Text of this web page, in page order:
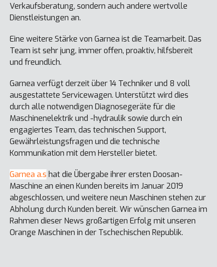
Verkaufsberatung, sondern auch andere wertvolle
Dienstleistungen an.
Eine weitere Stärke von Garnea ist die Teamarbeit. Das
Team ist sehr jung, immer offen, proaktiv, hilfsbereit
und freundlich.
Garnea verfügt derzeit über 14 Techniker und 8 voll
ausgestattete Servicewagen. Unterstützt wird dies
durch alle notwendigen Diagnosegeräte für die
Maschinenelektrik und -hydraulik sowie durch ein
engagiertes Team, das technischen Support,
Gewährleistungsfragen und die technische
Kommunikation mit dem Hersteller bietet.
Garnea a.s hat die Übergabe ihrer ersten Doosan-
Maschine an einen Kunden bereits im Januar 2019
abgeschlossen, und weitere neun Maschinen stehen zur
Abholung durch Kunden bereit. Wir wünschen Garnea im
Rahmen dieser News großartigen Erfolg mit unseren
Orange Maschinen in der Tschechischen Republik.